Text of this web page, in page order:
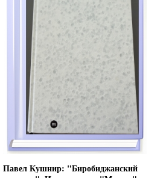
Павел Кушнир: "Биробиджанский